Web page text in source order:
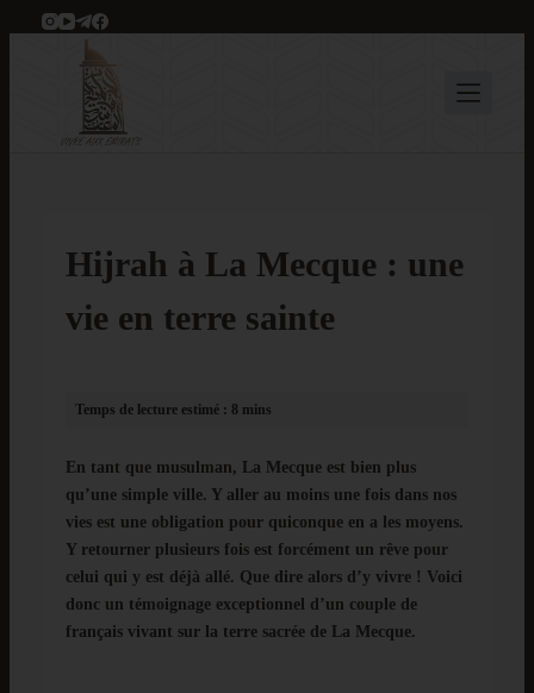
Hijrah à La Mecque : une
vie en terre sainte
En tant que musulman, La Mecque est bien plus
qu’une simple ville. Y aller au moins une fois dans nos
vies est une obligation pour quiconque en a les moyens.
Y retourner plusieurs fois est forcément un rêve pour
celui qui y est déjà allé. Que dire alors d’y vivre ! Voici
donc un témoignage exceptionnel d’un couple de
français vivant sur la terre sacrée de La Mecque.